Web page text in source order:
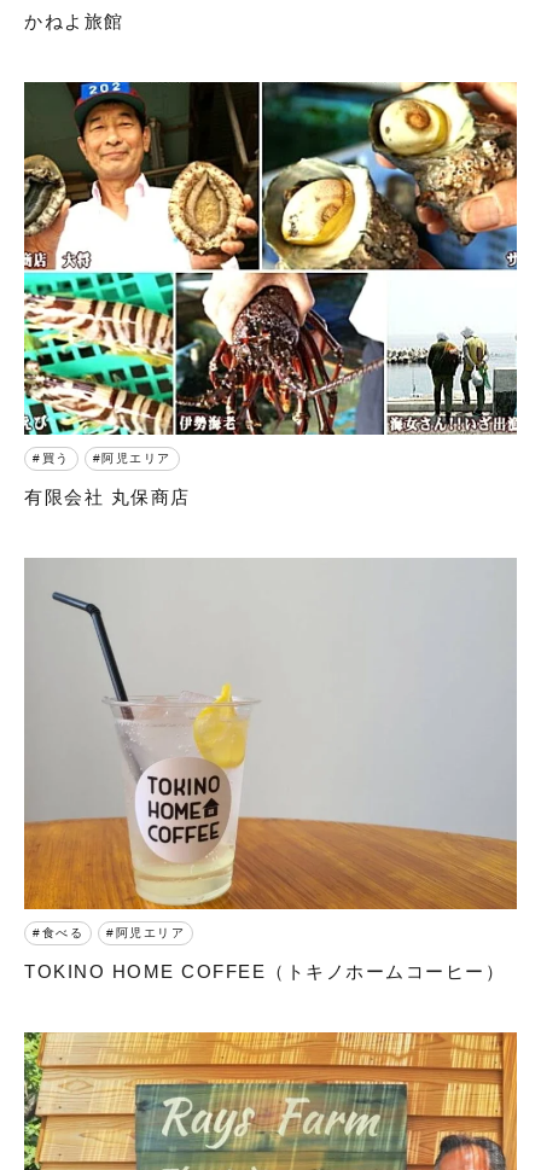
かねよ旅館
買う 阿児エリア
有限会社 丸保商店
食べる 阿児エリア
TOKINO HOME COFFEE（トキノホームコーヒー）